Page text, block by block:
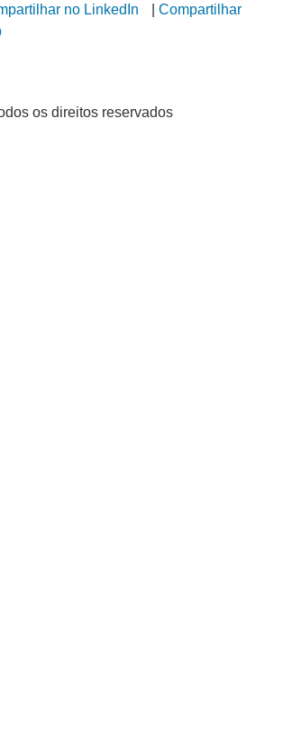
no LinkedIn
Compartilhar
os direitos reservados